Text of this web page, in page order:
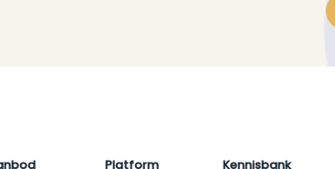
Platform Kennisbank